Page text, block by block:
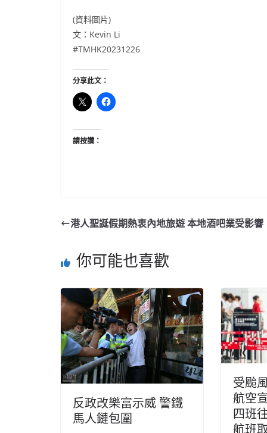
(資料圖片)
文：Kevin Li
#TMHK20231226
分享此文：
請按讚：
港人聖誕假期熱衷內地旅遊 本地酒吧業受影響
你可能也喜歡
反政改樂富示威 警鐵
馬人鏈包圍
受颱
航空
四班
航班